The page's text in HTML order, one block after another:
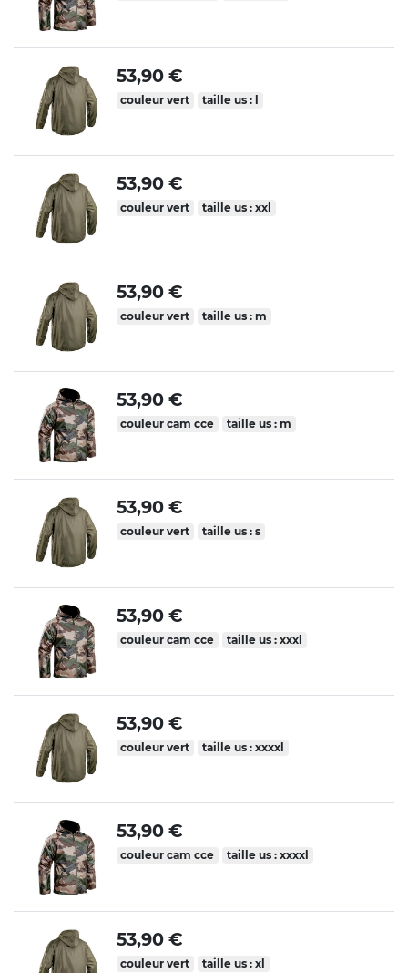
53,90 €
couleur vert taille us : l
53,90 €
couleur vert taille us : xxl
53,90 €
couleur vert taille us : m
53,90 €
couleur cam cce taille us : m
53,90 €
couleur vert taille us : s
53,90 €
couleur cam cce taille us : xxxl
53,90 €
couleur vert taille us : xxxxl
53,90 €
couleur cam cce taille us : xxxxl
53,90 €
couleur vert taille us : xl